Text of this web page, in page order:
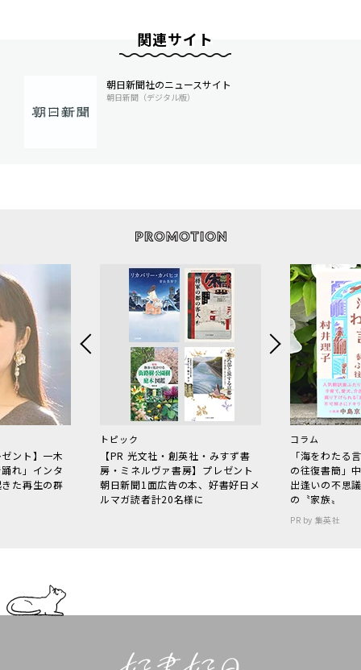
関連サイト
朝日新聞社のニュースサイト
朝日新聞（デジタル版）
ント】一木
れ」インタ
た再生の群
トピック
【PR 光文社・創英社・みすず書
房・ミネルヴァ書房】プレゼント
朝日新聞1面広告の本、好書好日メ
ルマガ読者計20名様に
コラム
「海をわた
の往復書簡」
出逢いの不思
の〝家族〟
PR by 集英社